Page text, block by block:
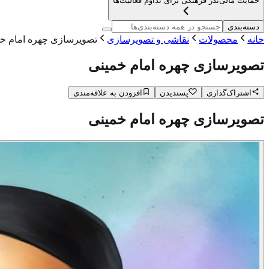
دسته‌بندی
خانه محصولات نقاشی و تصویرسازی تصویرسازی چهره امام
تصویرسازی چهره امام خمینی
اشتراک‌گذاری پسندیدن افزودن به علاقه‌مندی
تصویرسازی چهره امام خمینی